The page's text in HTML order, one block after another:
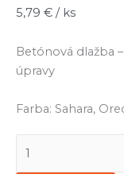
5,79 € / ks
Betónová dlažba
úpravy
Farba: Sahara,